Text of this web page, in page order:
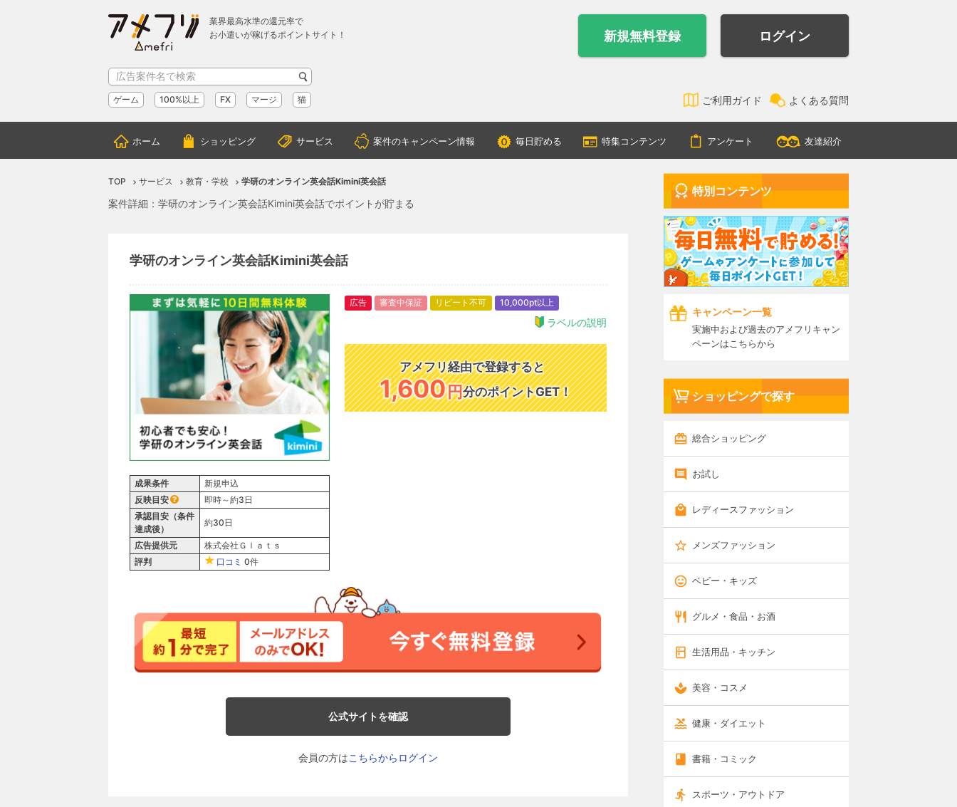
業界最高水準の還元率で
お小遣いが稼げるポイントサイト！
新規無料登録 ログイン
ゲーム 100%以上 FX マージ 猫 ご利用ガイド よくある質問
ホーム ショッピング サービス 案件のキャンペーン情報 毎日貯める 特集コンテンツ アンケート 友達紹介
TOP サービス 教育・学校 学研のオンライン英会話Kimini英会話
案件詳細：学研のオンライン英会話Kimini英会話でポイントが貯まる
学研のオンライン英会話Kimini英会話
成果条件
新規申込
反映目安
即時～約3日
承認目安（条件
達成後）
約30日
広告提供元
株式会社Ｇｌａｔｓ
評判
口コミ 0件
広告 審査中保証 リピート不可 10,000pt以上
ラベルの説明
アメフリ経由で登録すると
1,600円分のポイントGET！
公式サイトを確認
会員の方はこちらからログイン
特別コンテンツ
キャンペーン一覧
実施中および過去のアメフリキャン
ペーンはこちらから
ショッピングで探す
総合ショッピング
お試し
レディースファッション
メンズファッション
ベビー・キッズ
グルメ・食品・お酒
生活用品・キッチン
美容・コスメ
健康・ダイエット
書籍・コミック
スポーツ・アウトドア